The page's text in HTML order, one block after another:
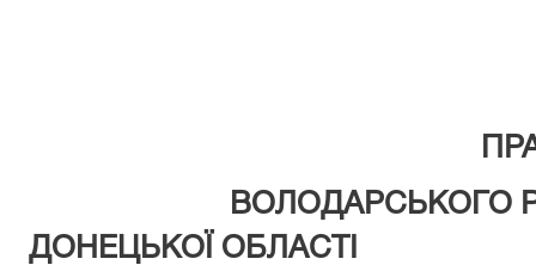
ВОЛОДАРСЬКОГО
ДОНЕЦЬКОЇ ОБЛАСТІ